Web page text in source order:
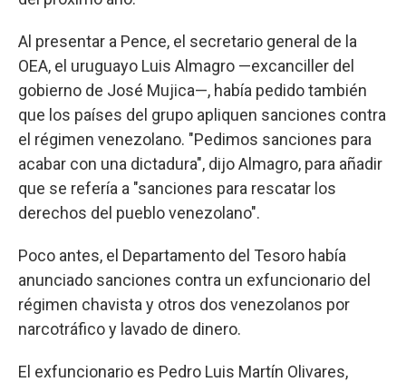
Al presentar a Pence, el secretario general de la
OEA, el uruguayo Luis Almagro —excanciller del
gobierno de José Mujica—, había pedido también
que los países del grupo apliquen sanciones contra
el régimen venezolano. "Pedimos sanciones para
acabar con una dictadura", dijo Almagro, para añadir
que se refería a "sanciones para rescatar los
derechos del pueblo venezolano".
Poco antes, el Departamento del Tesoro había
anunciado sanciones contra un exfuncionario del
régimen chavista y otros dos venezolanos por
narcotráfico y lavado de dinero.
El exfuncionario es Pedro Luis Martín Olivares,